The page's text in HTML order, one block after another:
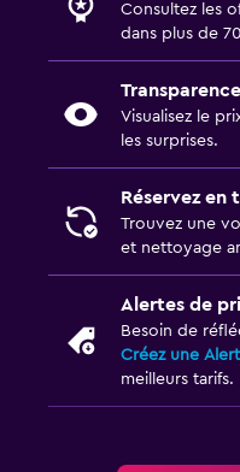
Consultez les
dans plus de
Visualisez le
les surprises.
Réservez
Trouvez une
et nettoyage
Alertes de
Besoin de
Créez une
meilleurs tarifs.